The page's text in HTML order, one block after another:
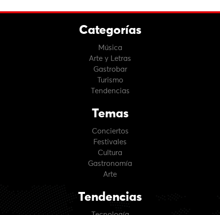
Categorías
Música
Arte y Letras
Gastrobar
Turismo
Tendencias
Temas
Conciertos
Festivales
Cultura
Gastronomía
Arte
Tendencias